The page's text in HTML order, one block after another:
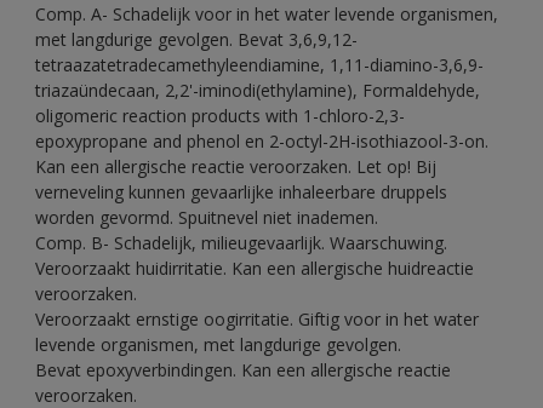
Comp. A- Schadelijk voor in het water levende organismen,
met langdurige gevolgen. Bevat 3,6,9,12-
tetraazatetradecamethyleendiamine, 1,11-diamino-3,6,9-
triazaündecaan, 2,2'-iminodi(ethylamine), Formaldehyde,
oligomeric reaction products with 1-chloro-2,3-
epoxypropane and phenol en 2-octyl-2H-isothiazool-3-on.
Kan een allergische reactie veroorzaken. Let op! Bij
verneveling kunnen gevaarlijke inhaleerbare druppels
worden gevormd. Spuitnevel niet inademen.
Comp. B- Schadelijk, milieugevaarlijk. Waarschuwing.
Veroorzaakt huidirritatie. Kan een allergische huidreactie
veroorzaken.
Veroorzaakt ernstige oogirritatie. Giftig voor in het water
levende organismen, met langdurige gevolgen.
Bevat epoxyverbindingen. Kan een allergische reactie
veroorzaken.